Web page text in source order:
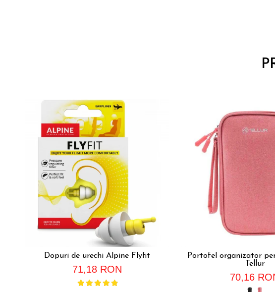
Dopuri de urechi Alpine Flyfit
71,18 RON
Portofel organizator
Tellur
70,16